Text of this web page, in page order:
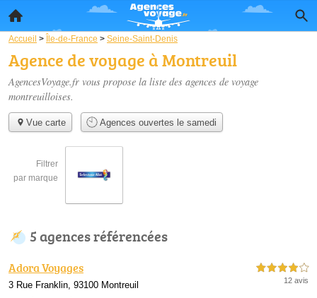
Accueil > Île-de-France > Seine-Saint-Denis
Agence de voyage à Montreuil
AgencesVoyage.fr vous propose la liste des agences de voyage
montreuilloises.
Vue carte Agences ouvertes le samedi
Filtrer
par marque
5 agences référencées
Adora Voyages
3 Rue Franklin, 93100 Montreuil
4,0 étoiles sur 5
12 avis